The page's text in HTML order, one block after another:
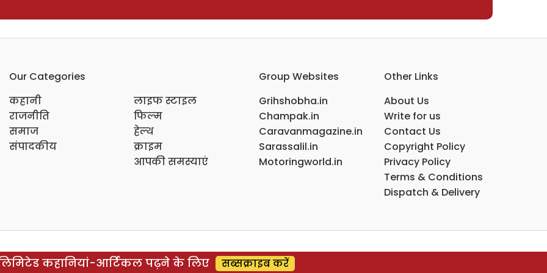
Our Categories
कहानी
राजनीति
समाज
संपादकीय
लाइफ स्टाइल
फिल्म
हेल्थ
क्राइम
आपकी समस्याएं
Group Websites
Grihshobha.in
Champak.in
Caravanmagazine.in
Sarassalil.in
Motoringworld.in
Other Links
About Us
Write for us
Contact Us
Copyright Policy
Privacy Policy
Terms & Conditions
Dispatch & Delivery
कहानियां-आर्टिकल पढ़ने के लिए सब्सक्राइब करें